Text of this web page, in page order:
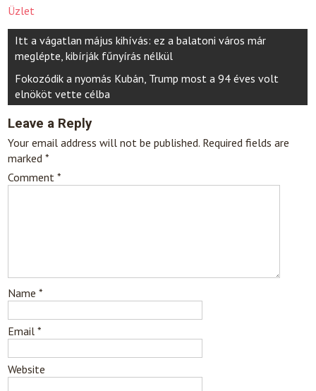
Üzlet
Post
navigation
Itt a vágatlan május kihívás: ez a balatoni város már
meglépte, kibírják fűnyírás nélkül
Fokozódik a nyomás Kubán, Trump most a 94 éves volt
elnököt vette célba
Leave a Reply
Your email address will not be published. Required fields are
marked*
Comment*
Name*
Email*
Website